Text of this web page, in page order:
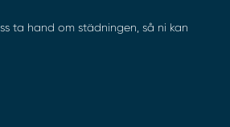
ta hand om städningen, så ni kan